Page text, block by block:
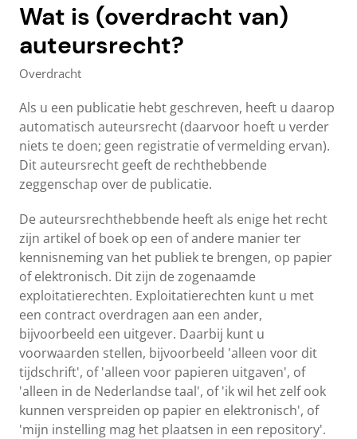
Wat is (overdracht van)
auteursrecht?
Overdracht
Als u een publicatie hebt geschreven, heeft u daarop
automatisch auteursrecht (daarvoor hoeft u verder
niets te doen; geen registratie of vermelding ervan).
Dit auteursrecht geeft de rechthebbende
zeggenschap over de publicatie.
De auteursrechthebbende heeft als enige het recht
zijn artikel of boek op een of andere manier ter
kennisneming van het publiek te brengen, op papier
of elektronisch. Dit zijn de zogenaamde
exploitatierechten. Exploitatierechten kunt u met
een contract overdragen aan een ander,
bijvoorbeeld een uitgever. Daarbij kunt u
voorwaarden stellen, bijvoorbeeld 'alleen voor dit
tijdschrift', of 'alleen voor papieren uitgaven', of
'alleen in de Nederlandse taal', of 'ik wil het zelf ook
kunnen verspreiden op papier en elektronisch', of
'mijn instelling mag het plaatsen in een repository'.